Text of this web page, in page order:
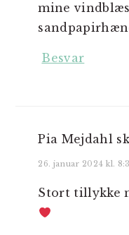
mine
Besvar
Pia Mejdahl
26. januar 2024 kl.
Stort tillykke